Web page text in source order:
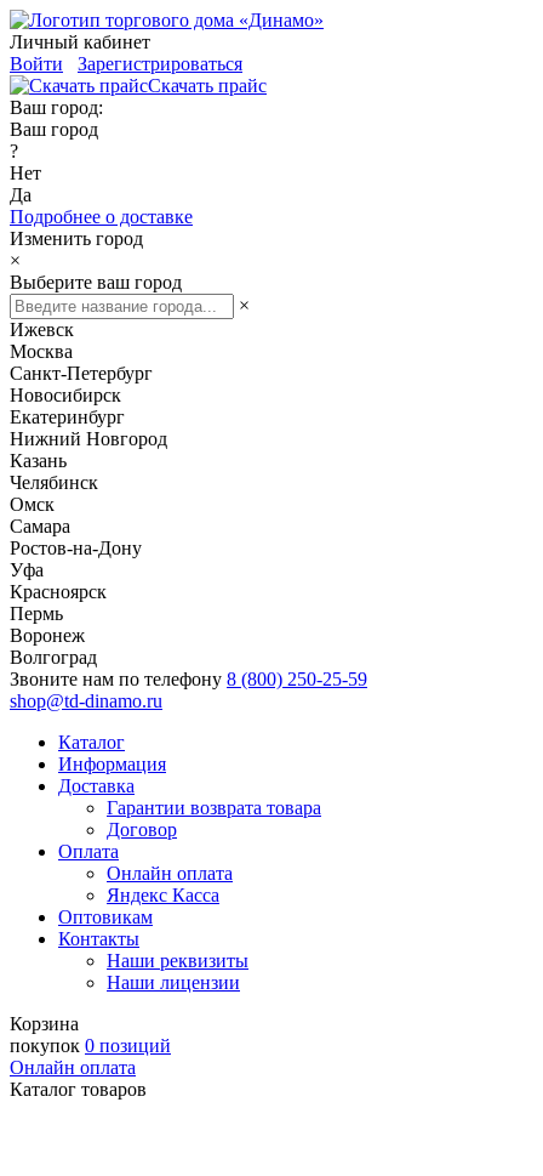
Личный кабинет
Войти
Зарегистрироваться
Скачать прайс
Ваш город:
Ваш город
?
Нет
Да
Подробнее о доставке
Изменить город
×
Выберите ваш город
×
Ижевск
Москва
Санкт-Петербург
Новосибирск
Екатеринбург
Нижний Новгород
Казань
Челябинск
Омск
Самара
Ростов-на-Дону
Уфа
Красноярск
Пермь
Воронеж
Волгоград
Звоните нам по телефону 8 (800) 250-25-59
shop@td-dinamo.ru
Каталог
Информация
Доставка
Гарантии возврата товара
Договор
Оплата
Онлайн оплата
Яндекс Касса
Оптовикам
Контакты
Наши реквизиты
Наши лицензии
Корзина
покупок 0 позиций
Онлайн оплата
Каталог товаров